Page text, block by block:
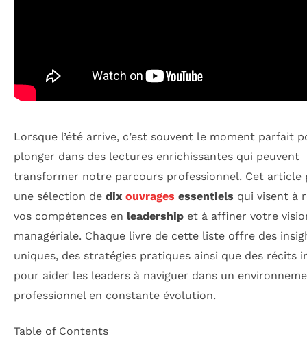
Lorsque l’été arrive, c’est souvent le moment parfait
plonger dans des lectures enrichissantes qui peuvent
transformer notre parcours professionnel. Cet article
une sélection de dix ouvrages essentiels qui visent à
vos compétences en leadership et à affiner votre
managériale. Chaque livre de cette liste offre des
uniques, des stratégies pratiques ainsi que des récits
pour aider les leaders à naviguer dans un
professionnel en constante évolution.
Table of Contents